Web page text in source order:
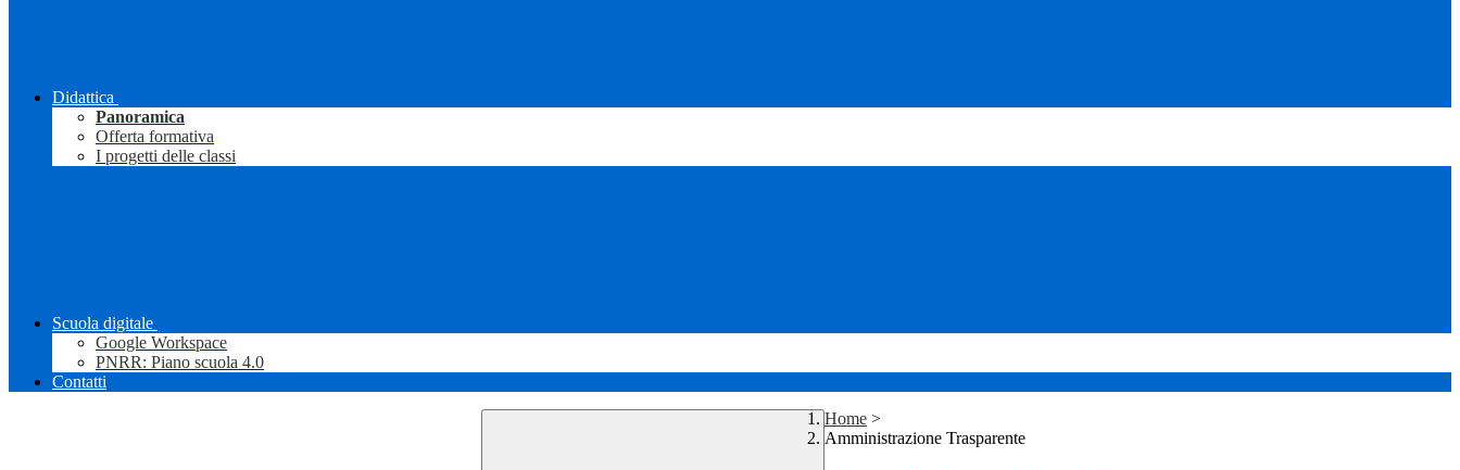
Didattica
Panoramica
Offerta formativa
I progetti delle classi
Scuola digitale
Google Workspace
PNRR: Piano scuola 4.0
Contatti
Home >
Amministrazione Trasparente